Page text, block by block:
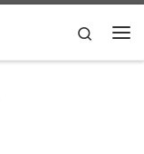
Search